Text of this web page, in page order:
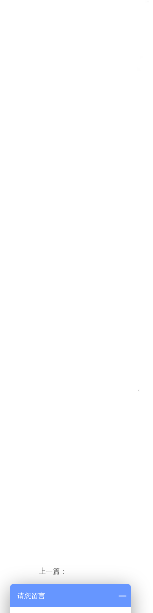
上一篇：
请您留言